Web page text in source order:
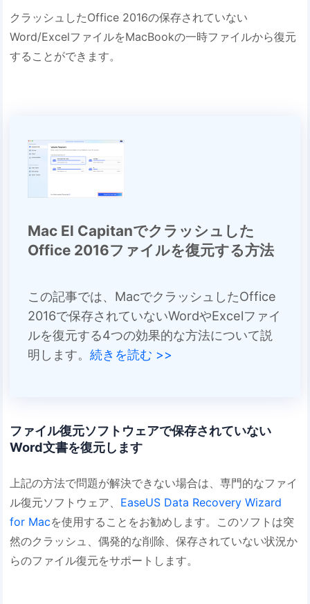
クラッシュしたOffice 2016の保存されていない
Word/ExcelファイルをMacBookの一時ファイルから復元
することができます。
Mac El Capitanでクラッシュした
Office 2016ファイルを復元する方法
この記事では、MacでクラッシュしたOffice
2016で保存されていないWordやExcelファイ
ルを復元する4つの効果的な方法について説
明します。続きを読む >>
ファイル復元ソフトウェアで保存されていない
Word文書を復元します
上記の方法で問題が解決できない場合は、専門的なファイ
ル復元ソフトウェア、 EaseUS Data Recovery Wizard
for Macを使用することをお勧めします。このソフトは突
然のクラッシュ、偶発的な削除、保存されていない状況か
らのファイル復元をサポートします。